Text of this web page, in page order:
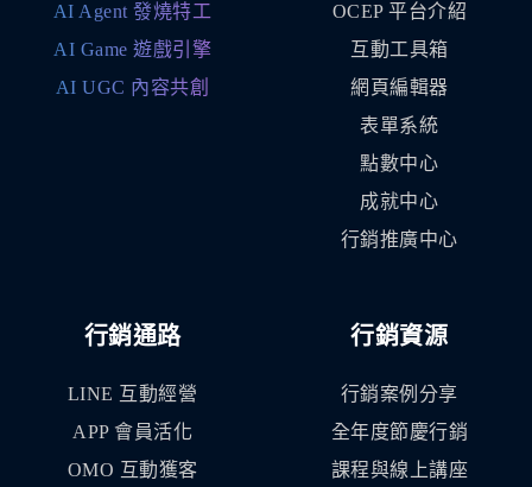
AI Agent 發燒特工
AI Game 遊戲引擎
AI UGC 內容共創
OCEP 平台介紹
互動工具箱
網頁編輯器
表單系統
點數中心
成就中心
行銷推廣中心
行銷通路
LINE 互動經營
APP 會員活化
OMO 互動獲客
行銷資源
行銷案例分享
全年度節慶行銷
課程與線上講座